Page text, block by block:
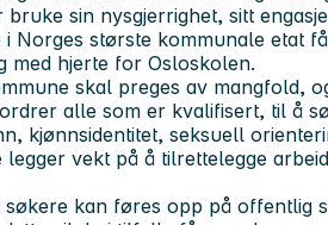
sin nysgjerrighet, sitt
Norges største kommunale etat
med hjerte for Osloskolen.
skal preges av mangfold,
alle som er kvalifisert, til å
kjønnsidentitet, seksuell
vekt på å tilrettelegge
kan føres opp på offentlig